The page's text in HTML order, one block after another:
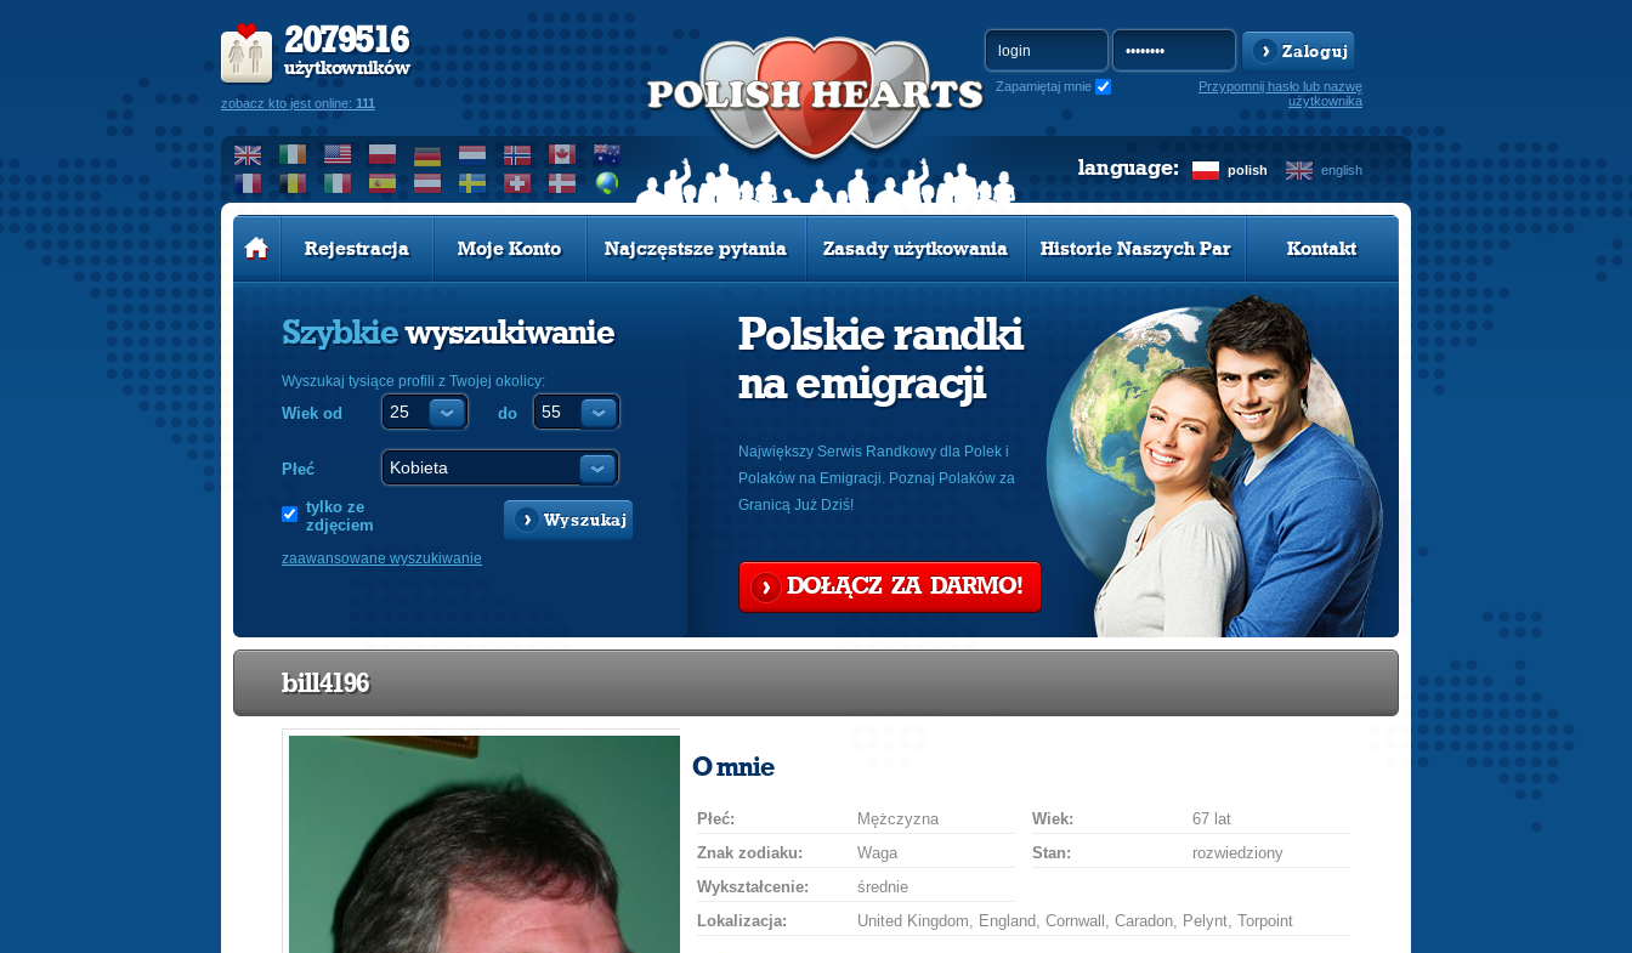
2079516
użytkowników
zobacz kto jest online: 111
Zaloguj
Zapamiętaj mnie
Przypomnij hasło lub nazwę
użytkownika
polish english
language:
Rejestracja Moje Konto Najczęstsze pytania Zasady użytkowania Historie Naszych Par Kontakt
Szybkiewyszukiwanie
Wyszukaj tysiące profili z Twojej okolicy:
Wiek od do
Płeć
tylko ze
zdjęciem
Wyszukaj
zaawansowane wyszukiwanie
Polskie randki
na emigracji
Największy Serwis Randkowy dla Polek i
Polaków na Emigracji. Poznaj Polaków za
Granicą Już Dziś!
DOŁĄCZ ZA DARMO!
bill4196
O mnie
Płeć: Mężczyzna Wiek:
67 lat
Znak zodiaku:
Waga Stan:
rozwiedziony
Wykształcenie:
średnie
Lokalizacja:
United Kingdom, England, Cornwall, Caradon, Pelynt, Torpoint